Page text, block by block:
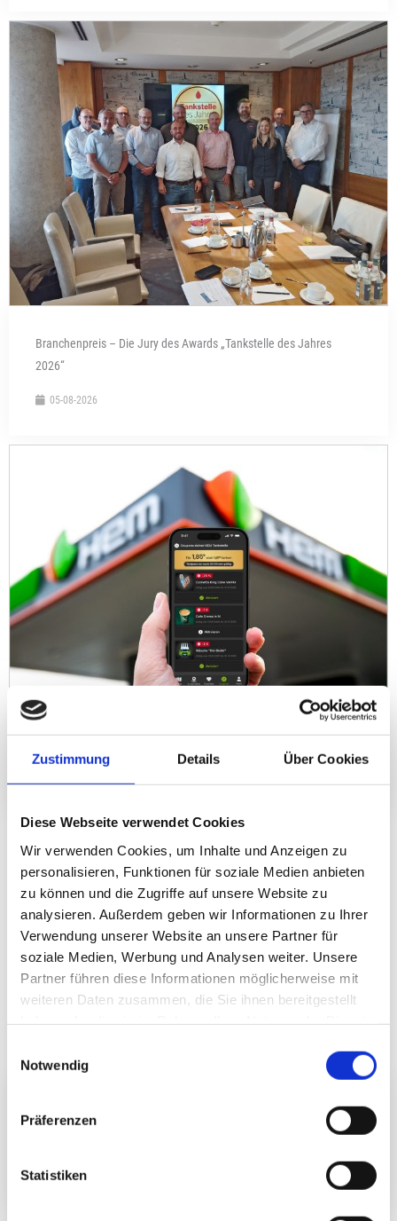
Zustimmung Details Über Cookies
Diese Webseite verwendet Cookies
Wir verwenden Cookies, um Inhalte und Anzeigen zu
personalisieren, Funktionen für soziale Medien anbieten
zu können und die Zugriffe auf unsere Website zu
analysieren. Außerdem geben wir Informationen zu Ihrer
Verwendung unserer Website an unsere Partner für
soziale Medien, Werbung und Analysen weiter. Unsere
Partner führen diese Informationen möglicherweise mit
weiteren Daten zusammen, die Sie ihnen bereitgestellt
Notwendig
Präferenzen
Statistiken
Branchenpreis – Die Jury des Awards „Tankstelle des Jahres
2026“
05-08-2026
Q1 Energie AG – Eigenmarkenlinie im Convenience-Segment
05-08-2026